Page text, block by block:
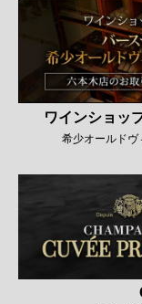
ワインショッ
希少オールドヴ